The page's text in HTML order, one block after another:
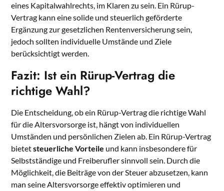
eines Kapitalwahlrechts, im Klaren zu sein. Ein Rürup-
Vertrag kann eine solide und steuerlich geförderte
Ergänzung zur gesetzlichen Rentenversicherung sein,
jedoch sollten individuelle Umstände und Ziele
berücksichtigt werden.
Fazit: Ist ein Rürup-Vertrag die
richtige Wahl?
Die Entscheidung, ob ein Rürup-Vertrag die richtige Wahl
für die Altersvorsorge ist, hängt von individuellen
Umständen und persönlichen Zielen ab. Ein Rürup-Vertrag
bietetsteuerliche Vorteile und kann insbesondere für
Selbstständige und Freiberufler sinnvoll sein. Durch die
Möglichkeit, die Beiträge von der Steuer abzusetzen, kann
man seine Altersvorsorge effektiv optimieren und